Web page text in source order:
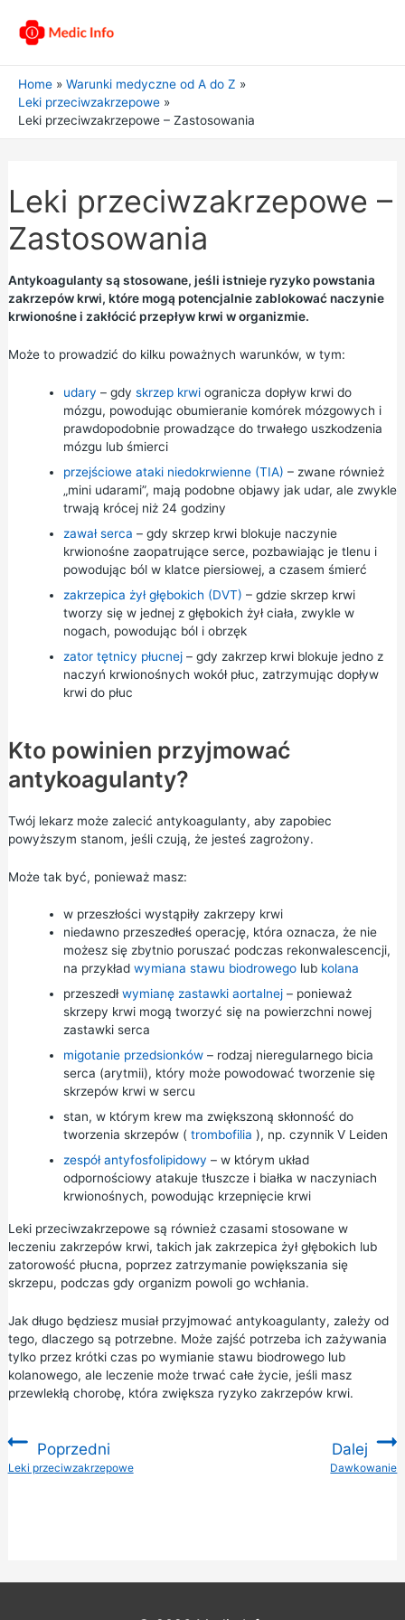
Home
Warunki medyczne od A do Z
Leki przeciwzakrzepowe
Leki przeciwzakrzepowe – Zastosowania
Leki przeciwzakrzepowe –
Zastosowania
Antykoagulanty są stosowane, jeśli istnieje ryzyko powstania
zakrzepów krwi, które mogą potencjalnie zablokować naczynie
krwionośne i zakłócić przepływ krwi w organizmie.
Może to prowadzić do kilku poważnych warunków, w tym:
udary – gdy skrzep krwiogranicza dopływ krwi do
mózgu, powodując obumieranie komórek mózgowych i
prawdopodobnie prowadzące do trwałego uszkodzenia
mózgu lub śmierci
przejściowe ataki niedokrwienne (TIA) – zwane również
„mini udarami”, mają podobne objawy jak udar, ale zwykle
trwają krócej niż 24 godziny
zawał serca – gdy skrzep krwi blokuje naczynie
krwionośne zaopatrujące serce, pozbawiając je tlenu i
powodując ból w klatce piersiowej, a czasem śmierć
zakrzepica żył głębokich (DVT) – gdzie skrzep krwi
tworzy się w jednej z głębokich żył ciała, zwykle w
nogach, powodując ból i obrzęk
zator tętnicy płucnej– gdy zakrzep krwi blokuje jedno z
naczyń krwionośnych wokół płuc, zatrzymując dopływ
krwi do płuc
Kto powinien przyjmować
antykoagulanty?
Twój lekarz może zalecić antykoagulanty, aby zapobiec
powyższym stanom, jeśli czują, że jesteś zagrożony.
Może tak być, ponieważ masz:
w przeszłości wystąpiły zakrzepy krwi
niedawno przeszedłeś operację, która oznacza, że nie
możesz się zbytnio poruszać podczas rekonwalescencji,
na przykład wymiana stawu biodrowegolub kolana
przeszedłwymianę zastawki aortalnej– ponieważ
skrzepy krwi mogą tworzyć się na powierzchni nowej
zastawki serca
migotanie przedsionków– rodzaj nieregularnego bicia
serca (arytmii), który może powodować tworzenie się
skrzepów krwi w sercu
stan, w którym krew ma zwiększoną skłonność do
tworzenia skrzepów ( trombofilia ), np. czynnik V Leiden
zespół antyfosfolipidowy – w którym układ
odpornościowy atakuje tłuszcze i białka w naczyniach
krwionośnych, powodując krzepnięcie krwi
Leki przeciwzakrzepowe są również czasami stosowane w
leczeniu zakrzepów krwi, takich jak zakrzepica żył głębokich lub
zatorowość płucna, poprzez zatrzymanie powiększania się
skrzepu, podczas gdy organizm powoli go wchłania.
Jak długo będziesz musiał przyjmować antykoagulanty, zależy od
tego, dlaczego są potrzebne. Może zajść potrzeba ich zażywania
tylko przez krótki czas po wymianie stawu biodrowego lub
kolanowego, ale leczenie może trwać całe życie, jeśli masz
przewlekłą chorobę, która zwiększa ryzyko zakrzepów krwi.
Poprzedni
:Leki przeciwzakrzepowe
Dalej
Dawkowanie